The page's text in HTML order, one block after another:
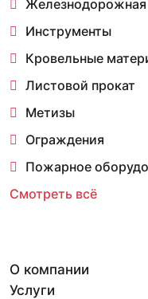
Железнодорожная
Инструменты
Кровельные
Листовой прокат
Метизы
Ограждения
Пожарное
Смотреть всё
О компании
Услуги